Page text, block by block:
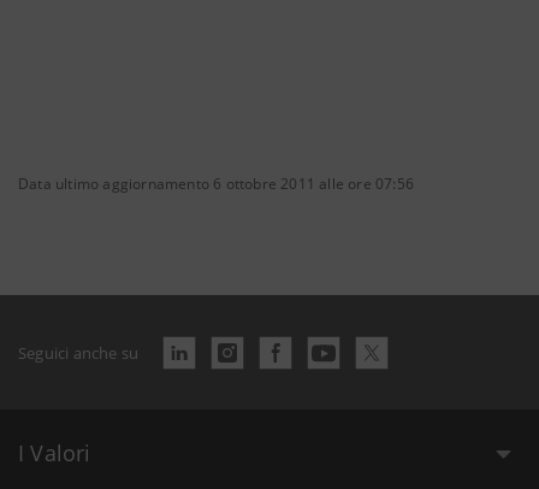
Data ultimo aggiornamento 6 ottobre 2011 alle ore 07:56
Seguici anche su
I Valori